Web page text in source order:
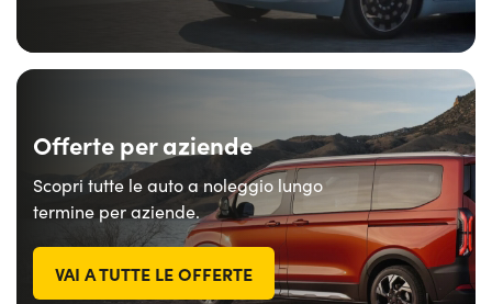
Offerte per aziende
Scopri tutte le auto a noleggio lungo
termine per aziende.
VAI A TUTTE LE OFFERTE